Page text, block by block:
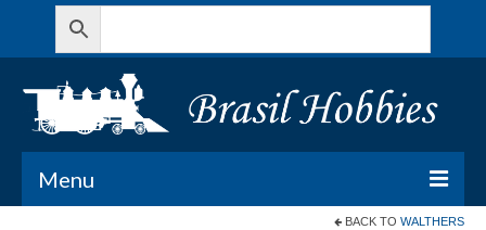
Menu
BACK TO WALTHERS